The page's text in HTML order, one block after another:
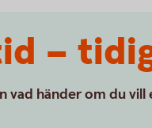
–
händer om du vill